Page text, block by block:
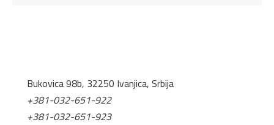
Bukovica 98b, 32250 Ivanjica, Srbija
+381-032-651-922
+381-032-651-923